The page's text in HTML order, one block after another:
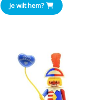
Je wilt hem?